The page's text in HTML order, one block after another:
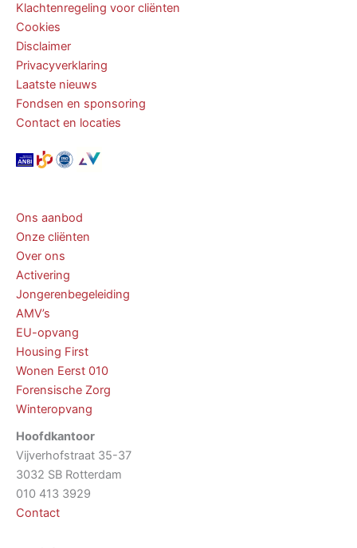
Klachtenregeling voor cliënten
Cookies
Disclaimer
Privacyverklaring
Laatste nieuws
Fondsen en sponsoring
Contact en locaties
Ons aanbod
Onze cliënten
Over ons
Activering
Jongerenbegeleiding
AMV’s
EU-opvang
Housing First
Wonen Eerst 010
Forensische Zorg
Winteropvang
Hoofdkantoor
Vijverhofstraat 35-37
3032 SB Rotterdam
010 413 3929
Contact